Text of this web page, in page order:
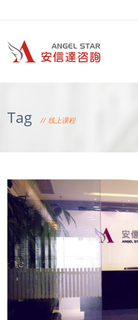
Tag 线上课程